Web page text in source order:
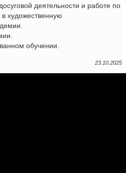
деятельности и работе по
художественную
обучении.
23.10.2025